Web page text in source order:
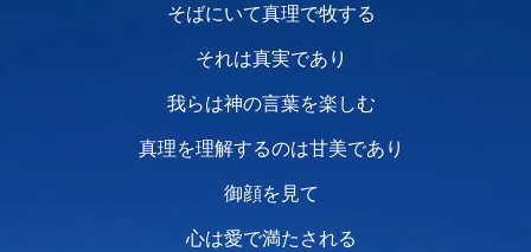
そばにいて真理で牧する
それは真実であり
我らは神の言葉を楽しむ
真理を理解するのは甘美であり
御顔を見て
心は愛で満たされる